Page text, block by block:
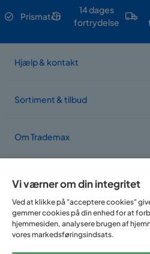
Prismatch
14 dages
fortrydelse
Hjælp & kontakt
Sortiment & tilbud
Om Trademax
Vi findes i flere
Vi værner om din integritet
Ved at klikke på "acceptere cookies"
gemmer cookies på din enhed for at
hjemmesiden, analysere brugen af
vores markedsføringsindsats.